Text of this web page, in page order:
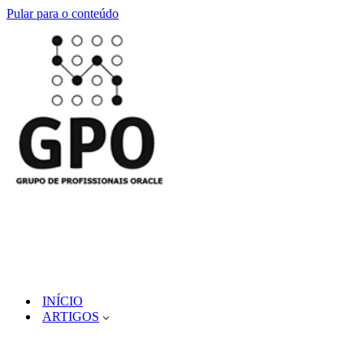
Pular para o conteúdo
INÍCIO
ARTIGOS